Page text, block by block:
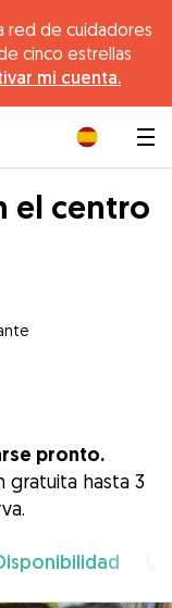
red de cuidadores
cinco estrellas
mi cuenta.
el centro
pronto.
gratuita hasta 3